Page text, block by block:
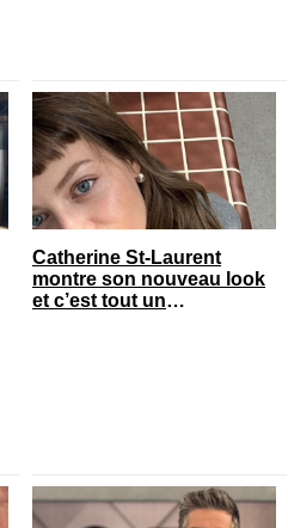
Catherine St-Laurent
montre son nouveau look
et c’est tout un